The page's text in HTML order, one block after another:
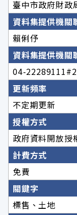
臺中市政府財政
資料集提供機關
賴俐伃
資料集提供機關
04-
更新頻率
不定期更新
授權方式
政府資料開放授
計費方式
免費
關鍵字
標售、土地